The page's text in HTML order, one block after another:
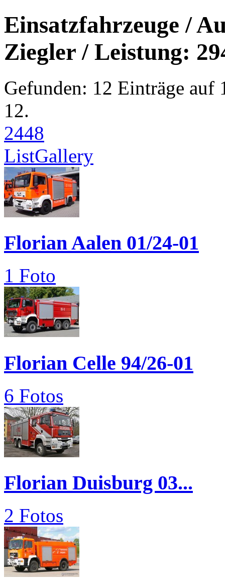
Einsatzfahrzeuge /
Ziegler / Leistung:
Gefunden: 12 Einträge auf
12.
2448
ListGallery
Florian Aalen 01/24-01
1 Foto
Florian Celle 94/26-01
6 Fotos
Florian Duisburg 03...
2 Fotos